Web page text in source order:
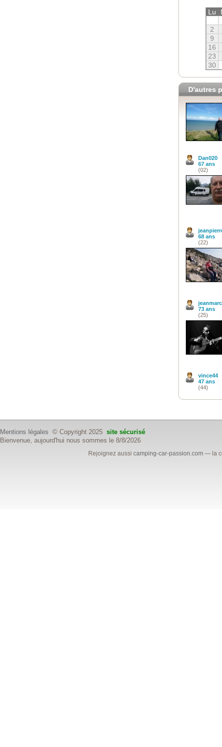
Lu
2
9
16
23
30
D'autres
Dan020
67 ans
(02)
68 ans
(22)
jeanmarc
73 ans
(25)
vince44
47 ans
(44)
Mentions légales © Copyright 2025 site sécurisé
Bienvenue, aujourd'hui nous sommes le 8/8/2026
Rejoignez aussicamping-car-passion.com — la